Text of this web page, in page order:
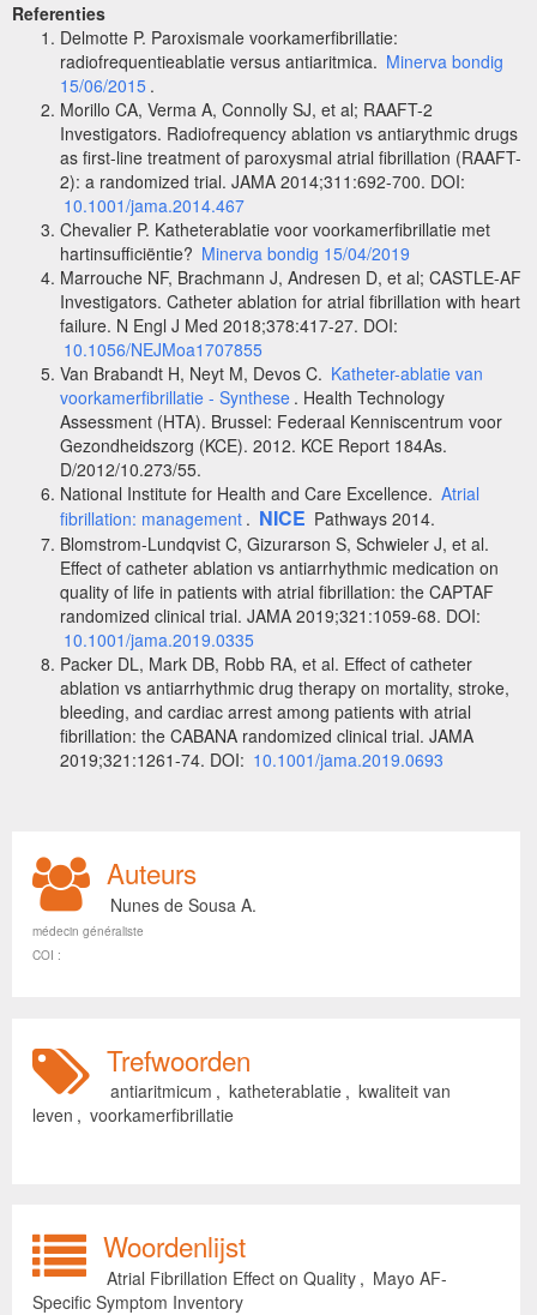
Referenties
Delmotte P. Paroxismale voorkamerfibrillatie:
radiofrequentieablatie versus antiaritmica. Minerva bondig
15/06/2015 .
Morillo CA, Verma A, Connolly SJ, et al; RAAFT-2
Investigators. Radiofrequency ablation vs antiarythmic drugs
as first-line treatment of paroxysmal atrial fibrillation (RAAFT-
2): a randomized trial. JAMA 2014;311:692-700. DOI:
10.1001/jama.2014.467
Chevalier P. Katheterablatie voor voorkamerfibrillatie met
hartinsufficiëntie? Minerva bondig 15/04/2019
Marrouche NF, Brachmann J, Andresen D, et al; CASTLE-AF
Investigators. Catheter ablation for atrial fibrillation with heart
failure. N Engl J Med 2018;378:417-27. DOI:
10.1056/NEJMoa1707855
Van Brabandt H, Neyt M, Devos C. Katheter-ablatie van
voorkamerfibrillatie - Synthese . Health Technology
Assessment (HTA). Brussel: Federaal Kenniscentrum voor
Gezondheidszorg (KCE). 2012. KCE Report 184As.
D/2012/10.273/55.
National Institute for Health and Care Excellence. Atrial
fibrillation: management . NICE Pathways 2014.
Blomstrom-Lundqvist C, Gizurarson S, Schwieler J, et al.
Effect of catheter ablation vs antiarrhythmic medication on
quality of life in patients with atrial fibrillation: the CAPTAF
randomized clinical trial. JAMA 2019;321:1059-68. DOI:
10.1001/jama.2019.0335
Packer DL, Mark DB, Robb RA, et al. Effect of catheter
ablation vs antiarrhythmic drug therapy on mortality, stroke,
bleeding, and cardiac arrest among patients with atrial
fibrillation: the CABANA randomized clinical trial. JAMA
2019;321:1261-74. DOI: 10.1001/jama.2019.0693
Auteurs
Nunes de Sousa A.
médecin généraliste
COI :
Trefwoorden
antiaritmicum , katheterablatie , kwaliteit van
leven , voorkamerfibrillatie
Woordenlijst
Atrial Fibrillation Effect on Quality , Mayo AF-
Specific Symptom Inventory